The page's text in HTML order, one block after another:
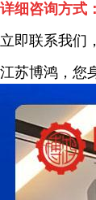
详细咨询方式：
立即联系我们
江苏博鸿，您